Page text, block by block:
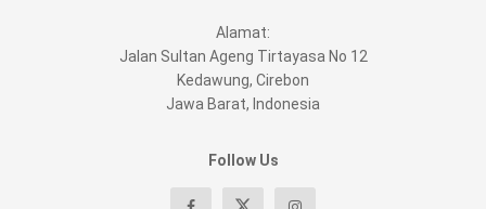
Alamat:
Jalan Sultan Ageng Tirtayasa No 12
Kedawung, Cirebon
Jawa Barat, Indonesia
Follow Us